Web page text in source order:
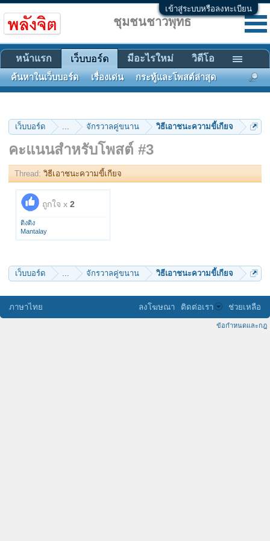
เข้าสู่ระบบหรือลงทะเบียน
เว็บบอร์ด ... จักรวาลคู่ขนาน วิธีเอาชนะความขี้เกียจ
คะแนนสำหรับโพสต์ #3
Thread: วิธีเอาชนะความขี้เกียจ
ถูกใจ x 2
ติงติง
Mantalay
เว็บบอร์ด ... จักรวาลคู่ขนาน วิธีเอาชนะความขี้เกียจ
ชุมชนชาวพุทธ
หน้าแรก เว็บบอร์ด
ค้นหาในเว็บบอร์ด เรื่องเด่น กระทู้และโพสต์ล่าสุด
มีอะไรใหม่ วิดีโอ
ภาษาไทย ลงโฆษณา ติดต่อเรา ช่วยเหลือ
ข้อกำหนดและกฎ